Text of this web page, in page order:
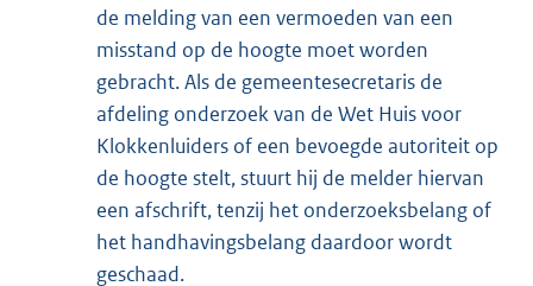
de melding van een vermoeden van een
misstand op de hoogte moet worden
gebracht. Als de gemeentesecretaris de
afdeling onderzoek van de Wet Huis voor
Klokkenluiders of een bevoegde autoriteit op
de hoogte stelt, stuurt hij de melder hiervan
een afschrift, tenzij het onderzoeksbelang of
het handhavingsbelang daardoor wordt
geschaad.